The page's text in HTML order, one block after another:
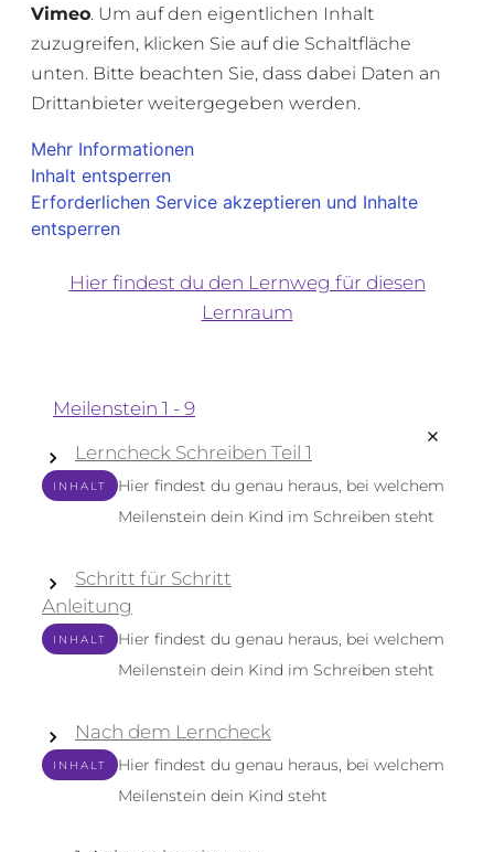
Vimeo. Um auf den eigentlichen Inhalt
zuzugreifen, klicken Sie auf die Schaltfläche
unten. Bitte beachten Sie, dass dabei Daten an
Drittanbieter weitergegeben werden.
Mehr Informationen
Inhalt entsperren
Erforderlichen Service akzeptieren und Inhalte
entsperren
Hier findest du den Lernweg für diesen
Lernraum
Meilenstein 1 - 9
Lerncheck Schreiben Teil 1
INHALT
Hier findest du genau heraus, bei welchem
Meilenstein dein Kind im Schreiben steht
Schritt für Schritt
Anleitung
INHALT
Hier findest du genau heraus, bei welchem
Meilenstein dein Kind im Schreiben steht
Nach dem Lerncheck
INHALT
Hier findest du genau heraus, bei welchem
Meilenstein dein Kind steht